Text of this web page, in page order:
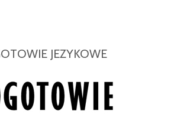
JEZYKOWE